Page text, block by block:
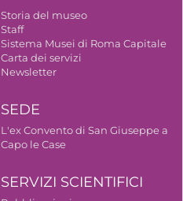
Storia del museo
Staff
Sistema Musei di Roma Capitale
Carta dei servizi
Newsletter
SEDE
L'ex Convento di San Giuseppe a
Capo le Case
SERVIZI SCIENTIFICI